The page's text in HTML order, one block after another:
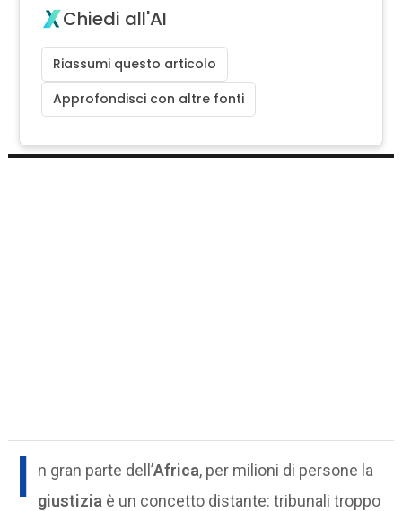
Chiedi all'AI
Riassumi questo articolo
Approfondisci con altre fonti
I n gran parte dell’Africa, per milioni di persone la
giustizia è un concetto distante: tribunali troppo